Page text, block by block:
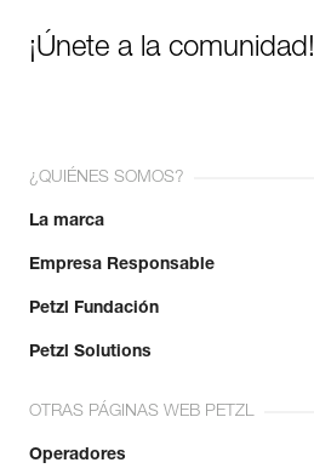
¡Únete a la comunidad!
¿QUIÉNES SOMOS?
La marca
Empresa Responsable
Petzl Fundación
Petzl Solutions
OTRAS PÁGINAS WEB PETZL
Operadores